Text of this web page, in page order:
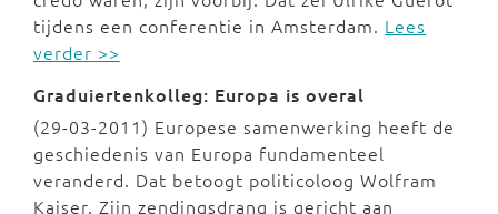
tijdens een conferentie in Amsterdam. Lees
verder >>
Graduiertenkolleg: Europa is overal
(29-03-2011) Europese samenwerking heeft de
geschiedenis van Europa fundamenteel
veranderd. Dat betoogt politicoloog Wolfram
Kaiser. Zijn zendingsdrang is gericht aan